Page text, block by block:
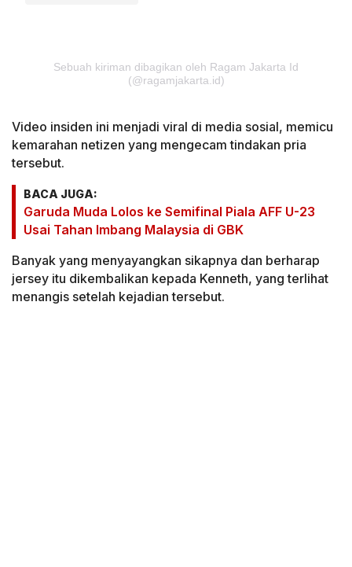
Sebuah kiriman dibagikan oleh Ragam Jakarta Id
(@ragamjakarta.id)
Video insiden ini menjadi viral di media sosial, memicu
kemarahan netizen yang mengecam tindakan pria
tersebut.
BACA JUGA:
Garuda Muda Lolos ke Semifinal Piala AFF U-23
Usai Tahan Imbang Malaysia di GBK
Banyak yang menyayangkan sikapnya dan berharap
jersey itu dikembalikan kepada Kenneth, yang terlihat
menangis setelah kejadian tersebut.